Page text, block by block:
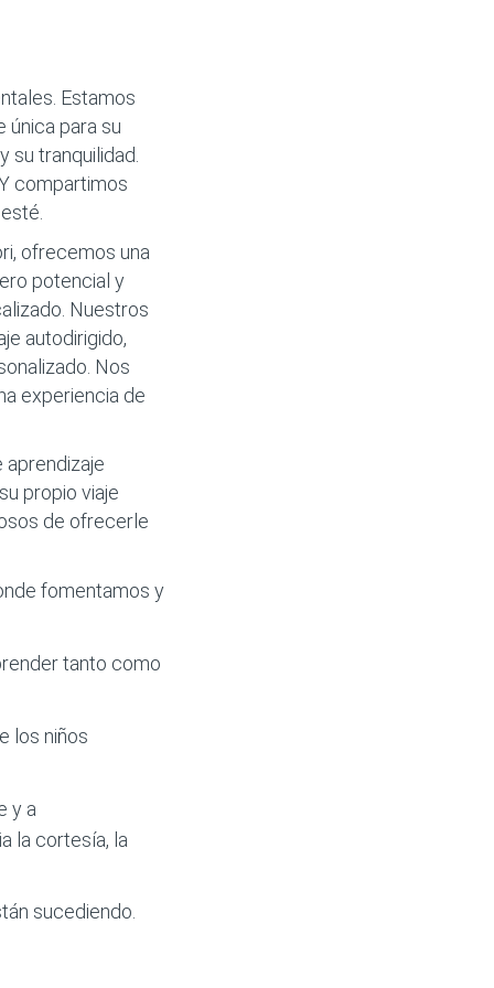
Estamos
única para su
su tranquilidad.
compartimos
ofrecemos una
potencial y
Nuestros
autodirigido,
Nos
experiencia de
propio viaje
de ofrecerle
fomentamos y
tanto como
los niños
y a
la cortesía, la
sucediendo.